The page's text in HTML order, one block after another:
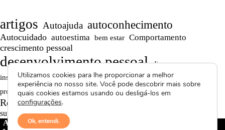
artigos Autoajuda autoconhecimento
Autocuidado autoestima bem estar Comportamento
crescimento pessoal
desenvolvimento pessoal dicas
inspiração Maturidade Motivação Persistência
produtividade Projetos autorais reflexão Reflexões
Reflexões de Vida
superação textos curtos
Avctoris Copyright ©
Utilizamos cookies para lhe proporcionar a melhor
experiência no nosso site. Você pode descobrir mais sobre
quais cookies estamos usando ou desligá-los em
configurações.
Ok, entendi.